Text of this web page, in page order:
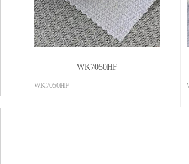
WK7050HF
WK7050HF